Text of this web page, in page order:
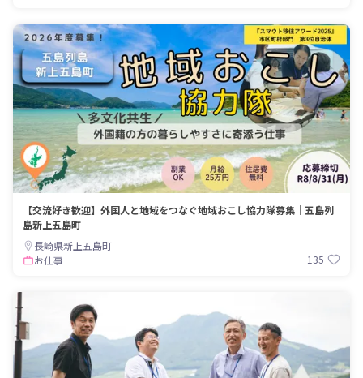
【交流好き歓迎】外国人と地域をつなぐ地域おこし協力隊募集｜五島列
島新上五島町
長崎県新上五島町
お仕事
135